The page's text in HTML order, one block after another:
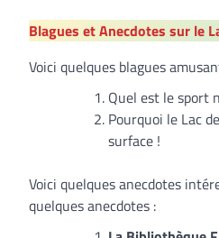
Blagues et Anecdotes sur le
Voici quelques blagues
Quel est le sport
Pourquoi le Lac
surface !
Voici quelques anecdotes
quelques anecdotes :